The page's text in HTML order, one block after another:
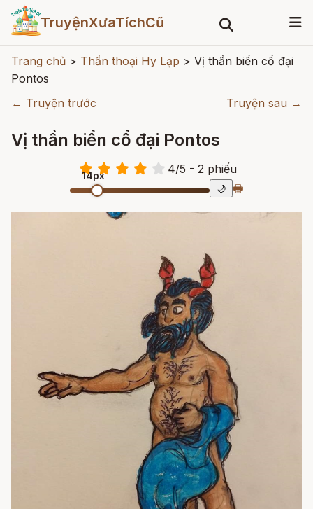
TruyệnXưaTíchCũ
Trang chủ > Thần thoại Hy Lạp > Vị thần biển cổ đại
Pontos
← Truyện trước
Truyện sau →
Vị thần biển cổ đại Pontos
4/5 - 2phiếu
14px
🌙 🖶